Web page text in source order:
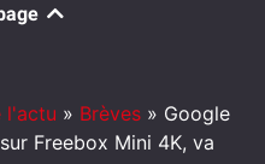
l'actu » Brèves » Google
Freebox Mini 4K, va